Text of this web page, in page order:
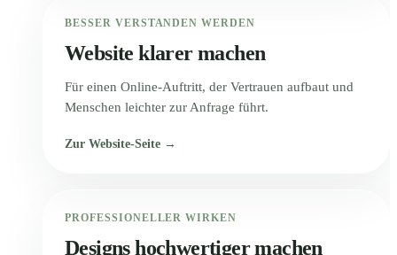
BESSER VERSTANDEN WERDEN
Website klarer machen
Für einen Online-Auftritt, der Vertrauen aufbaut und
Menschen leichter zur Anfrage führt.
Zur Website-Seite →
PROFESSIONELLER WIRKEN
Designs hochwertiger machen